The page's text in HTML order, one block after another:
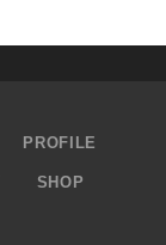
PROFILE
SHOP